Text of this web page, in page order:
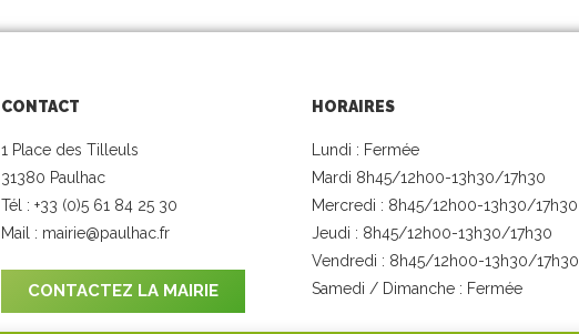
CONTACT
1 Place des Tilleuls
31380 Paulhac
Tél : +33 (0)5 61 84 25 30
Mail : mairie@paulhac.fr
CONTACTEZ LA MAIRIE
HORAIRES
Lundi : Fermée
Mardi 8h45/12h00-13h30/17h30
Mercredi : 8h45/12h00-13h30/17h30
Jeudi : 8h45/12h00-13h30/17h30
Vendredi : 8h45/12h00-13h30/17h30
Samedi / Dimanche : Fermée